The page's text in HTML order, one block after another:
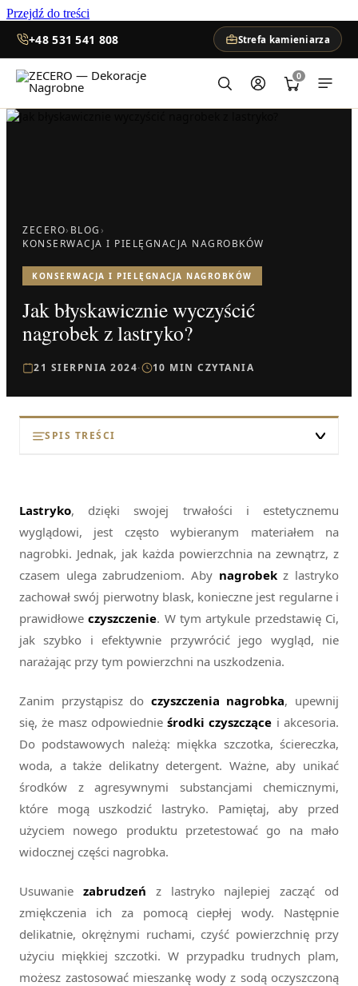
Przejdź do treści
+48 531 541 808 Strefa kamieniarza
0
ZECERO› BLOG ›
KONSERWACJA I PIELĘGNACJA NAGROBKÓW
KONSERWACJA I PIELĘGNACJA NAGROBKÓW
Jak błyskawicznie wyczyścić
nagrobek z lastryko?
21 SIERPNIA 2024· 10 MIN CZYTANIA
SPIS TREŚCI
Usuwanie zabrudzeń i plam
Domowe sposoby czyszczenia lastryko
Profesjonalne preparaty do lastryko
Ochrona i konserwacja nagrobków z lastryko
Najczęściej Zadawane Pytania
Lastryko, dzięki swojej trwałości i estetycznemu
wyglądowi, jest często wybieranym materiałem na
nagrobki. Jednak, jak każda powierzchnia na zewnątrz, z
czasem ulega zabrudzeniom. Aby nagrobekz lastryko
zachował swój pierwotny blask, konieczne jest regularne i
prawidłoweczyszczenie. W tym artykule przedstawię Ci,
jak szybko i efektywnie przywrócić jego wygląd, nie
narażając przy tym powierzchni na uszkodzenia.
Zanim przystąpisz do czyszczenia nagrobka, upewnij
się, że masz odpowiednieśrodki czyszczące i akcesoria.
Do podstawowych należą: miękka szczotka, ściereczka,
woda, a także delikatny detergent. Ważne, aby unikać
środków z agresywnymi substancjami chemicznymi,
które mogą uszkodzić lastryko. Pamiętaj, aby przed
użyciem nowego produktu przetestować go na mało
widocznej części nagrobka.
Usuwanie zabrudzeń z lastryko najlepiej zacząć od
zmiękczenia ich za pomocą ciepłej wody. Następnie
delikatnie, okrężnymi ruchami, czyść powierzchnię przy
użyciu miękkiej szczotki. W przypadku trudnych plam,
możesz zastosować mieszankę wody z sodą oczyszczoną